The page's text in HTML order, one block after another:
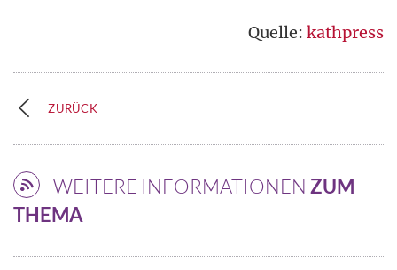
Quelle: kathpress
ZURÜCK
WEITERE INFORMATIONEN ZUM
THEMA